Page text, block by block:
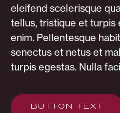
eleifend scelerisque
tellus, tristique et turpis
enim. Pellentesque
senectus et netus et
turpis egestas. Nulla
BUTTON TEXT